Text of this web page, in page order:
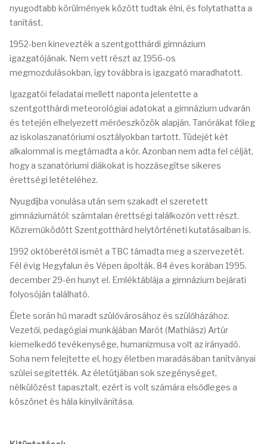
nyugodtabb körülmények között tudtak élni, és folytathatta a
tanítást.
1952-ben kinevezték a szentgotthárdi gimnázium
igazgatójának. Nem vett részt az 1956-os
megmozdulásokban, így továbbra is igazgató maradhatott.
Igazgatói feladatai mellett naponta jelentette a
szentgotthárdi meteorológiai adatokat a gimnázium udvarán
és tetején elhelyezett mérőeszközök alapján. Tanórákat főleg
az iskolaszanatóriumi osztályokban tartott. Tüdejét két
alkalommal is megtámadta a kór. Azonban nem adta fel célját,
hogy a szanatóriumi diákokat is hozzásegítse sikeres
érettségi letételéhez.
Nyugdíjba vonulása után sem szakadt el szeretett
gimnáziumától: számtalan érettségi találkozón vett részt.
Közreműködött Szentgotthárd helytörténeti kutatásaiban is.
1992 októberétől ismét a TBC támadta meg a szervezetét.
Fél évig Hegyfalun és Vépen ápolták. 84 éves korában 1995.
december 29-én hunyt el. Emléktáblája a gimnázium bejárati
folyosóján található.
Élete során hű maradt szülővárosához és szülőházához.
Vezetői, pedagógiai munkájában Marót (Mathiász) Artúr
kiemelkedő tevékenysége, humanizmusa volt az irányadó.
Soha nem felejtette el, hogy életben maradásában tanítványai
szülei segítették. Az életútjában sok szegénységet,
nélkülözést tapasztalt, ezért is volt számára elsődleges a
köszönet és hála kinyilvánítása.